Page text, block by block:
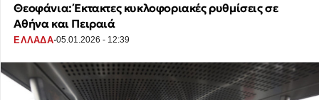
Θεοφάνια: Έκτακτες κυκλοφοριακές ρυθμίσεις σε
Αθήνα και Πειραιά
ΕΛΛΑΔΑ·05.01.2026 - 12:39